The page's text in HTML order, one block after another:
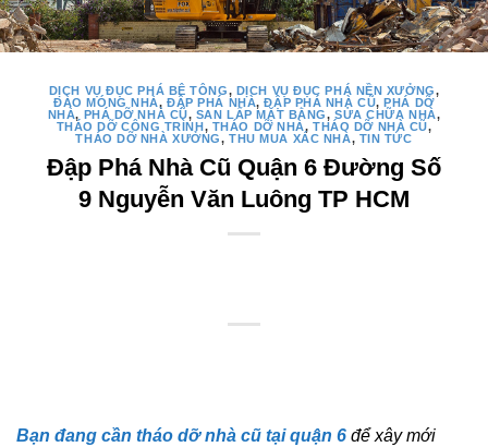
DỊCH VỤ ĐỤC PHÁ BÊ TÔNG, DỊCH VỤ ĐỤC PHÁ NỀN XƯỞNG,
ĐÀO MÓNG NHÀ,ĐẬP PHÁ NHÀ,ĐẬP PHÁ NHÀ CŨ,PHÁ DỠ
NHÀ, PHÁ DỠ NHÀ CŨ, SAN LẤP MẶT BẰNG, SỬA CHỮA NHÀ,
THÁO DỠ CÔNG TRÌNH, THÁO DỠ NHÀ,THÁO DỠ NHÀ CŨ,
THÁO DỠ NHÀ XƯỞNG,THU MUA XÁC NHÀ, TIN TỨC
Đập Phá Nhà Cũ Quận 6 Đường Số
9 Nguyễn Văn Luông TP HCM
Bạn đang cần tháo dỡ nhà cũ tại quận 6 để xây mới